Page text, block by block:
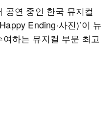
공연 중인 한국 뮤지컬
Ending·사진)’이 뉴
하는 뮤지컬 부문 최고